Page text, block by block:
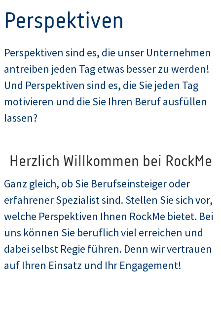
Perspektiven
Perspektiven sind es, die unser Unternehmen
antreiben jeden Tag etwas besser zu werden!
Und Perspektiven sind es, die Sie jeden Tag
motivieren und die Sie Ihren Beruf ausfüllen
lassen?
Herzlich Willkommen bei RockMe
Ganz gleich, ob Sie Berufseinsteiger oder
erfahrener Spezialist sind. Stellen Sie sich vor,
welche Perspektiven Ihnen RockMe bietet. Bei
uns können Sie beruflich viel erreichen und
dabei selbst Regie führen. Denn wir vertrauen
auf Ihren Einsatz und Ihr Engagement!